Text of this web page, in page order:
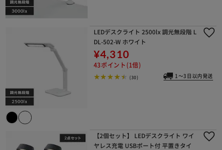
LEDデスクライト 2500lx 調光無段階 L
DL-502-W ホワイト
¥4,310
43ポイント(1倍)
(30) 1～3日以内発送
【2個セット】 LEDデスクライト ワイ
ヤレス充電 USBポート付 平置きタイ